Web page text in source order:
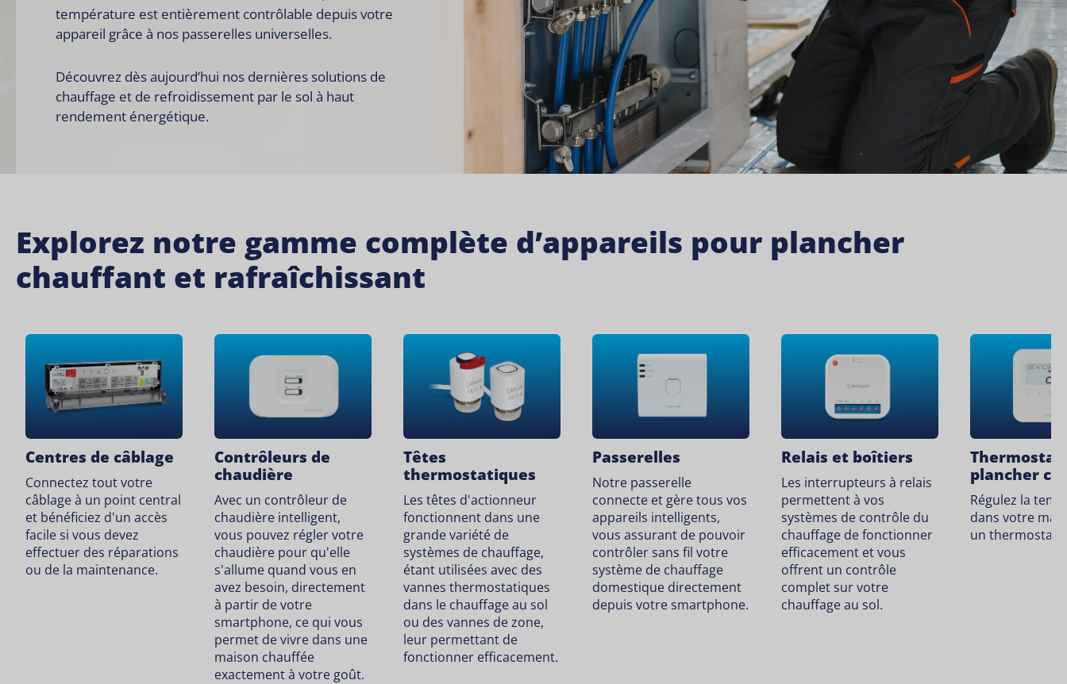
température est entièrement contrôlable depuis votre
appareil grâce à nos passerelles universelles.
Découvrez dès aujourd’hui nos dernières solutions de
chauffage et de refroidissement par le sol à haut
rendement énergétique.
Explorez notre gamme complète d’appareils pour plancher
chauffant et rafraîchissant
Centres de câblage
Connectez tout votre
câblage à un point central
et bénéficiez d'un accès
facile si vous devez
effectuer des réparations
ou de la maintenance.
Contrôleurs de
chaudière
Avec un contrôleur de
chaudière intelligent,
vous pouvez régler votre
chaudière pour qu'elle
s'allume quand vous en
avez besoin, directement
à partir de votre
smartphone, ce qui vous
permet de vivre dans une
maison chauffée
exactement à votre goût.
Têtes
thermostatiques
Les têtes d'actionneur
fonctionnent dans une
grande variété de
systèmes de chauffage,
étant utilisées avec des
vannes thermostatiques
dans le chauffage au sol
ou des vannes de zone,
leur permettant de
fonctionner efficacement.
Passerelles
Notre passerelle
connecte et gère tous vos
appareils intelligents,
vous assurant de pouvoir
contrôler sans fil votre
système de chauffage
domestique directement
depuis votre smartphone.
Relais et boîtiers
Les interrupteurs à relais
permettent à vos
systèmes de contrôle du
chauffage de fonctionner
efficacement et vous
offrent un contrôle
complet sur votre
chauffage au sol.
plancher
Régulez la
dans votre
un thermostat